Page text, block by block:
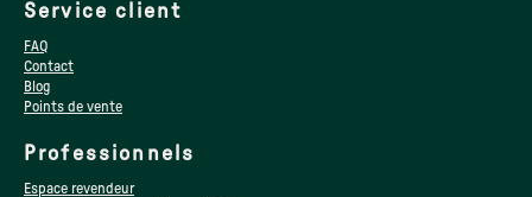
Service client
FAQ
Contact
Blog
Points de vente
Professionnels
Espace revendeur